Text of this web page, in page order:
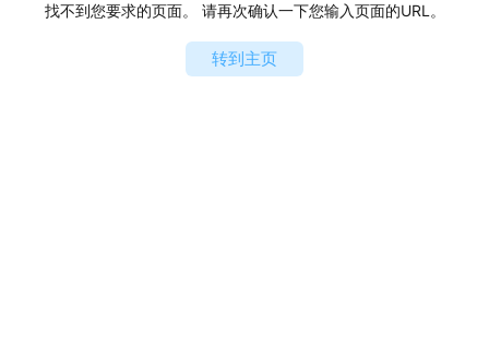
找不到您要求的页面。 请再次确认一下您输入页面的URL。
转到主页